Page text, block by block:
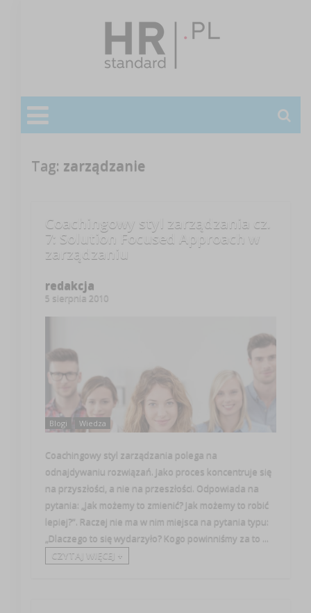
Tag: zarządzanie
Coachingowy styl zarządzania cz.
7: Solution Focused Approach w
zarządzaniu
redakcja
5 sierpnia 2010
Blogi Wiedza
Coachingowy styl zarządzania polega na
odnajdywaniu rozwiązań. Jako proces koncentruje się
na przyszłości, a nie na przeszłości. Odpowiada na
pytania: „Jak możemy to zmienić? Jak możemy to robić
lepiej?”. Raczej nie ma w nim miejsca na pytania typu:
„Dlaczego to się wydarzyło? Kogo powinniśmy za to ...
CZYTAJ WIĘCEJ +